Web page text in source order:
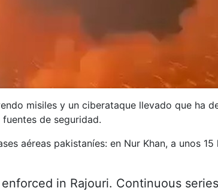
misiles y un ciberataque llevado que ha
de seguridad.
aéreas pakistaníes: en Nur Khan, a unos
in Rajouri. Continuous